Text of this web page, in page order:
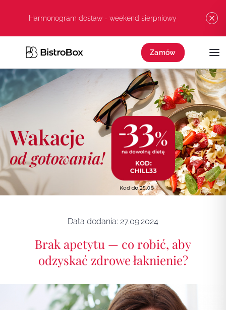
Harmonogram dostaw - weekend sierpniowy
Zamów
Data dodania: 27.09.2024
Brak apetytu — co robić, aby
odzyskać zdrowe łaknienie?